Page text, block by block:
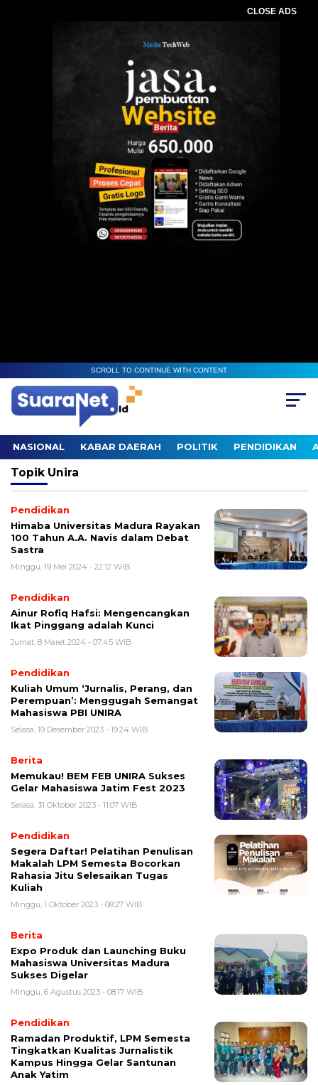
CLOSE ADS
SCROLL TO CONTINUE WITH CONTENT
NASIONAL KABAR DAERAH POLITIK PENDIDIKAN
Topik Unira
Pendidikan
Himaba Universitas Madura Rayakan
100 Tahun A.A. Navis dalam Debat
Sastra
Minggu, 19 Mei 2024 - 22:12 WIB
Pendidikan
Ainur Rofiq Hafsi: Mengencangkan
Ikat Pinggang adalah Kunci
Jumat, 8 Maret 2024 - 07:45 WIB
Pendidikan
Kuliah Umum ‘Jurnalis, Perang, dan
Perempuan’: Menggugah Semangat
Mahasiswa PBI UNIRA
Selasa, 19 Desember 2023 - 19:24 WIB
Berita
Memukau! BEM FEB UNIRA Sukses
Gelar Mahasiswa Jatim Fest 2023
Selasa, 31 Oktober 2023 - 11:07 WIB
Pendidikan
Segera Daftar! Pelatihan Penulisan
Makalah LPM Semesta Bocorkan
Rahasia Jitu Selesaikan Tugas
Kuliah
Minggu, 1 Oktober 2023 - 08:27 WIB
Berita
Expo Produk dan Launching Buku
Mahasiswa Universitas Madura
Sukses Digelar
Minggu, 6 Agustus 2023 - 08:17 WIB
Pendidikan
Ramadan Produktif, LPM Semesta
Tingkatkan Kualitas Jurnalistik
Kampus Hingga Gelar Santunan
Anak Yatim